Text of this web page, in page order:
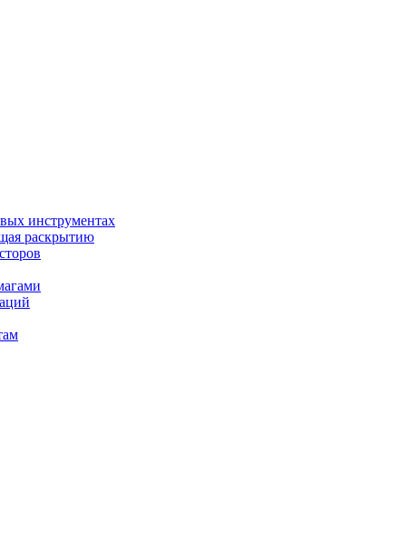
инструментах
раскрытию